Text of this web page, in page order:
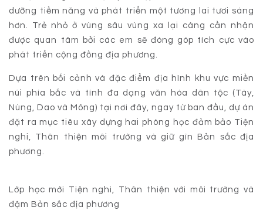
dưỡng tiềm năng và phát triển một tương lai tươi sáng
hơn. Trẻ nhỏ ở vùng sâu vùng xa lại càng cần nhận
được quan tâm bởi các em sẽ đóng góp tích cực vào
phát triển cộng đồng địa phương.
Dựa trên bối cảnh và đặc điểm địa hình khu vực miền
núi phía bắc và tính đa dạng văn hóa dân tộc (Tày,
Nùng, Dao và Mông) tại nơi đây, ngay từ ban đầu, dự án
đặt ra mục tiêu xây dựng hai phòng học đảm bảo Tiện
nghi, Thân thiện môi trường và giữ gìn Bản sắc địa
phương.
Lớp học mới Tiện nghi, Thân thiện với môi trường và
đậm Bản sắc địa phương